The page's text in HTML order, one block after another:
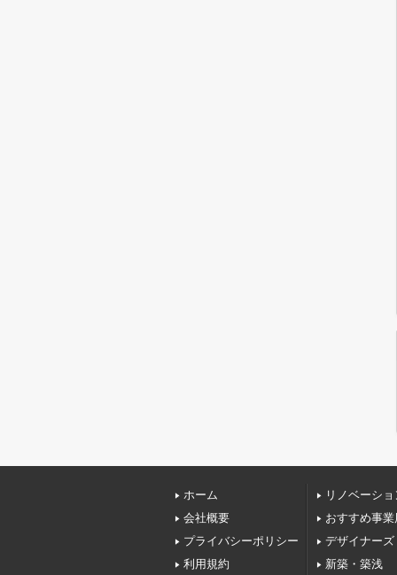
ホーム
会社概要
プライバシーポリシー
利用規約
リノベーシ
おすすめ事
デザイナーズ
新築・築浅